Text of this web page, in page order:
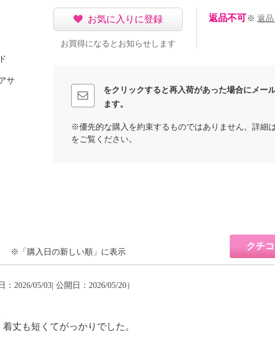
サ
お気に入りに登録
お買得になるとお知らせします
返品不可 ※ 返
をクリックすると再入荷があった場合にメー
ます。
※優先的な購入を約束するものではありません。詳細
をご覧ください。
クチ
※「購入日の新しい順」に表示
：2026/05/03| 公開日：2026/05/20）
丈も短くてがっかりでした。